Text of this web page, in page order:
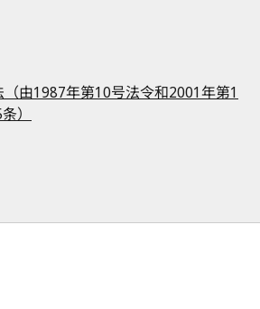
由1987年第10号法令和2001年第1
）